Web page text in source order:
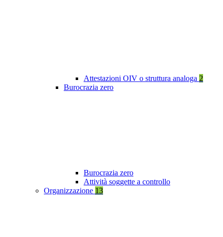
Attestazioni OIV o struttura analoga 2
Burocrazia zero
Burocrazia zero
Attività soggette a controllo
Organizzazione 13